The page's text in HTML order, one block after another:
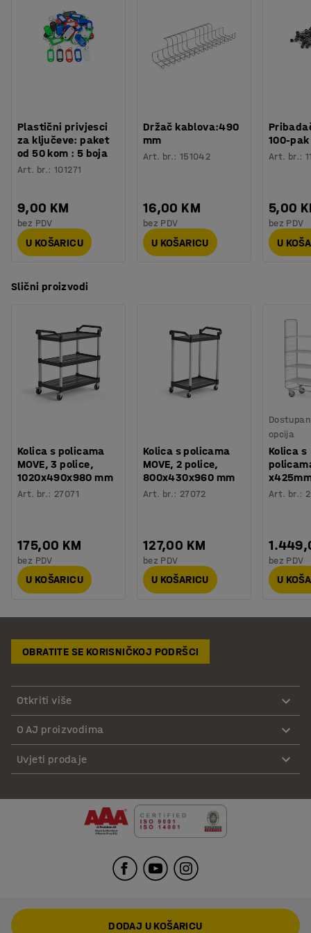
Plastični privjesci
za ključeve: paket
od 50 kom : 5 boja
Art. br.:101271
9,00 KM
bez PDV
U KOŠARICU
Držač kablova:490
mm
Art. br.: 151042
16,00 KM
bez PDV
U KOŠARICU
100-pak
Art. br.:
5,00
bez PDV
U
Slični proizvodi
Kolica s policama
MOVE, 3 police,
1020x490x980 mm
Art. br.: 27071
175,00 KM
bez PDV
U KOŠARICU
Kolica s policama
MOVE, 2 police,
800x430x960 mm
Art. br.: 27072
127,00 KM
bez PDV
U KOŠARICU
opcija
Kolica s
Art. br.:
bez PDV
U
OBRATITE SE KORISNIČKOJ PODRŠCI
Otkriti više
O AJ proizvodima
Uvjeti prodaje
DODAJ U KOŠARICU